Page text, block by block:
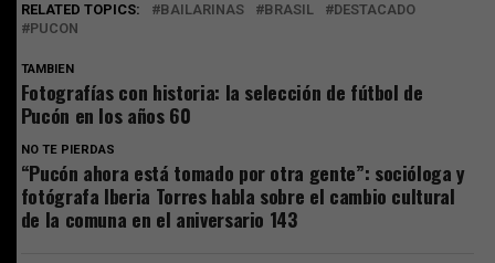
RELATED TOPICS: BAILARINAS BRASIL
DESTACADO
PUCON
TAMBIEN
Fotografías con historia: la selección de fútbol de
Pucón en los años 60
NO TE PIERDAS
“Pucón ahora está tomado por otra gente”: socióloga y
fotógrafa Iberia Torres habla sobre el cambio cultural
de la comuna en el aniversario 143